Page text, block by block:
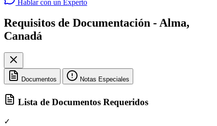
Hablar con un Experto
Requisitos de Documentación - Alma,
Canadá
Documentos Notas Especiales
Lista de Documentos Requeridos
✓